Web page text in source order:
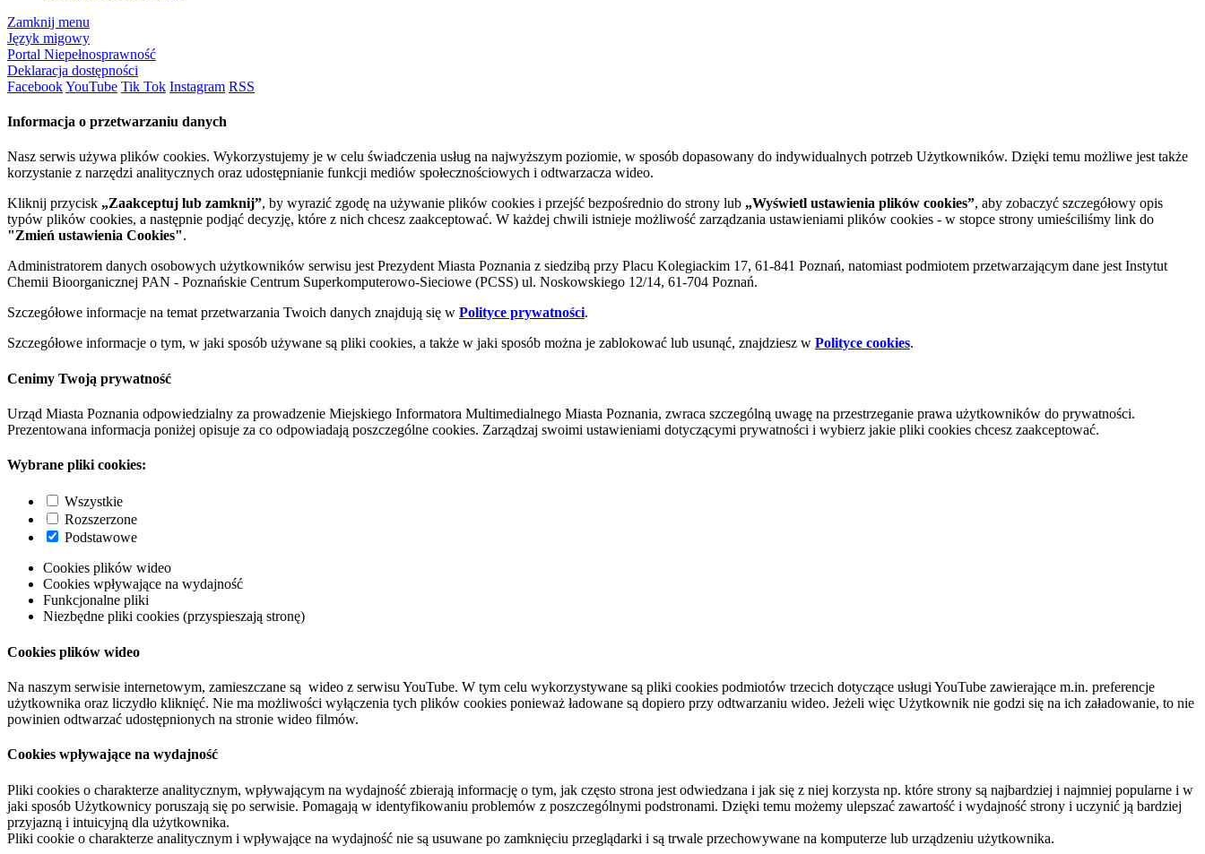
Zamknij menu
Język migowy
Portal Niepełnosprawność
Deklaracja dostępności
FacebookYouTube Tik Tok Instagram RSS
Informacja o przetwarzaniu danych
Nasz serwis używa plików cookies. Wykorzystujemy je w celu świadczenia usług na najwyższym poziomie, w sposób dopasowany do indywidualnych potrzeb Użytkowników. Dzięki temu możliwe jest także
korzystanie z narzędzi analitycznych oraz udostępnianie funkcji mediów społecznościowych i odtwarzacza wideo.
Kliknij przycisk „Zaakceptuj lub zamknij”, by wyrazić zgodę na używanie plików cookies i przejść bezpośrednio do strony lub „Wyświetl ustawienia plików cookies”, aby zobaczyć szczegółowy opis
typów plików cookies, a następnie podjąć decyzję, które z nich chcesz zaakceptować. W każdej chwili istnieje możliwość zarządzania ustawieniami plików cookies - w stopce strony umieściliśmy link do
"Zmień ustawienia Cookies".
Administratorem danych osobowych użytkowników serwisu jest Prezydent Miasta Poznania z siedzibą przy Placu Kolegiackim 17, 61-841 Poznań, natomiast podmiotem przetwarzającym dane jest Instytut
Chemii Bioorganicznej PAN - Poznańskie Centrum Superkomputerowo-Sieciowe (PCSS) ul. Noskowskiego 12/14, 61-704 Poznań.
Szczegółowe informacje na temat przetwarzania Twoich danych znajdują się w Polityce prywatności.
Szczegółowe informacje o tym, w jaki sposób używane są pliki cookies, a także w jaki sposób można je zablokować lub usunąć, znajdziesz w Polityce cookies.
Cenimy Twoją prywatność
Urząd Miasta Poznania odpowiedzialny za prowadzenie Miejskiego Informatora Multimedialnego Miasta Poznania, zwraca szczególną uwagę na przestrzeganie prawa użytkowników do prywatności.
Prezentowana informacja poniżej opisuje za co odpowiadają poszczególne cookies. Zarządzaj swoimi ustawieniami dotyczącymi prywatności i wybierz jakie pliki cookies chcesz zaakceptować.
Wybrane pliki cookies:
Wszystkie
Rozszerzone
Podstawowe
Cookies plików wideo
Cookies wpływające na wydajność
Funkcjonalne pliki
Niezbędne pliki cookies (przyspieszają stronę)
Cookies plików wideo
Na naszym serwisie internetowym, zamieszczane są wideo z serwisu YouTube. W tym celu wykorzystywane są pliki cookies podmiotów trzecich dotyczące usługi YouTube zawierające m.in. preferencje
użytkownika oraz liczydło kliknięć. Nie ma możliwości wyłączenia tych plików cookies ponieważ ładowane są dopiero przy odtwarzaniu wideo. Jeżeli więc Użytkownik nie godzi się na ich załadowanie, to nie
powinien odtwarzać udostępnionych na stronie wideo filmów.
Cookies wpływające na wydajność
Pliki cookies o charakterze analitycznym, wpływającym na wydajność zbierają informację o tym, jak często strona jest odwiedzana i jak się z niej korzysta np. które strony są najbardziej i najmniej popularne i w
jaki sposób Użytkownicy poruszają się po serwisie. Pomagają w identyfikowaniu problemów z poszczególnymi podstronami. Dzięki temu możemy ulepszać zawartość i wydajność strony i uczynić ją bardziej
przyjazną i intuicyjną dla użytkownika.
Pliki cookie o charakterze analitycznym i wpływające na wydajność nie są usuwane po zamknięciu przeglądarki i są trwale przechowywane na komputerze lub urządzeniu użytkownika.